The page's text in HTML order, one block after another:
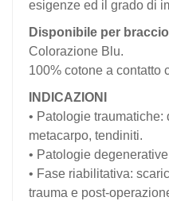
esigenze ed il grado di
Disponibile per
Colorazione Blu.
100% cotone a contatto
INDICAZIONI
• Patologie
metacarpo, tendiniti.
• Patologie
• Fase riabilitativa:
trauma e post-